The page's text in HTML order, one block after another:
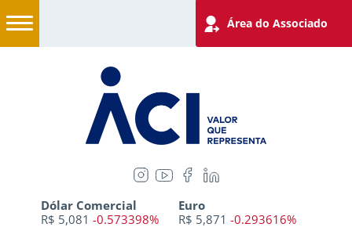
Área do Associado
Dólar Comercial
R$ 5,081 -0.573398%
Euro
R$ 5,871 -0.293616%